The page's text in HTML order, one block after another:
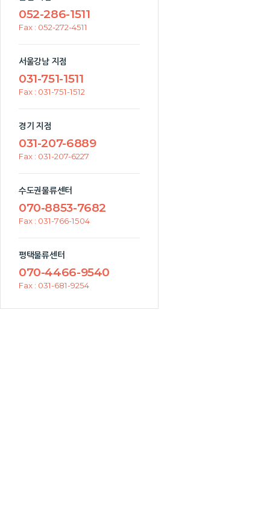
052-286-1511
Fax : 052-272-4511
서울강남 지점
031-751-1511
Fax : 031-751-1512
경기 지점
031-207-6889
Fax : 031-207-6227
수도권물류센터
070-8853-7682
Fax : 031-766-1504
평택물류센터
070-4466-9540
Fax : 031-681-9254